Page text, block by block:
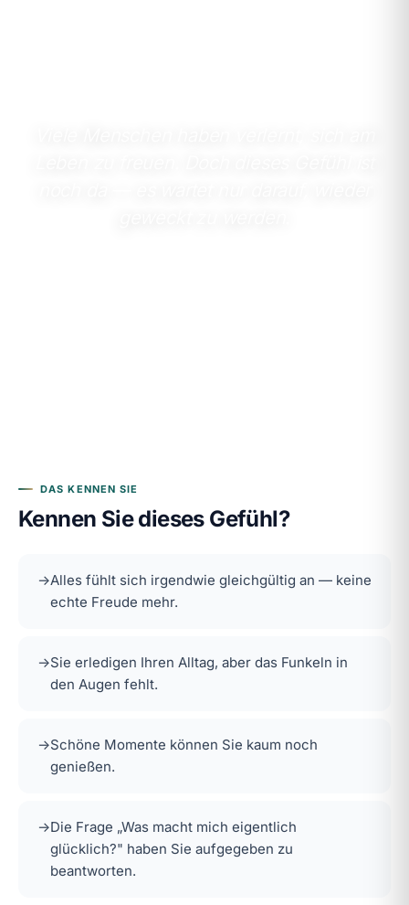
DAS KENNEN SIE
Kennen Sie dieses Gefühl?
→Alles fühlt sich irgendwie gleichgültig an — keine
echte Freude mehr.
→Sie erledigen Ihren Alltag, aber das Funkeln in
den Augen fehlt.
→Schöne Momente können Sie kaum noch
genießen.
→Die Frage „Was macht mich eigentlich
glücklich?" haben Sie aufgegeben zu
beantworten.